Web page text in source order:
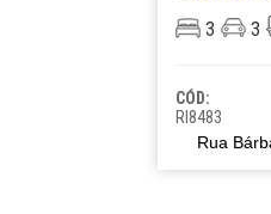
3 3
CÓD:
RI8483
Rua